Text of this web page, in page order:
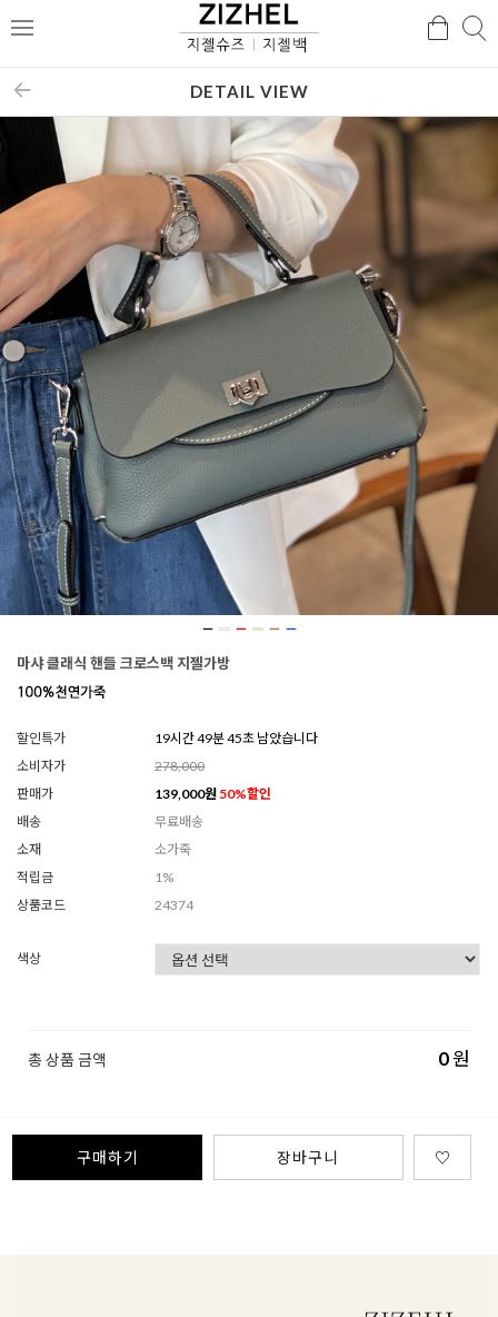
메
검
DETAIL VIEW
마샤 클래식 핸들 크로스백 지젤가방
할인특가
19시간 49분 41초 남았습니다
소비자가
278,000
판매가
139,000원 50%할인
배송
무료배송
소재
소가죽
적립금
1%
상품코드
24374
색상
총 상품 금액 0원
구매하기 장바구니 ♡